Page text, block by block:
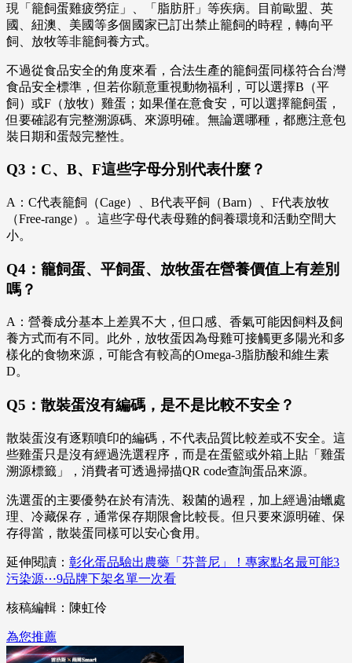
現「籠飼蛋雞疲勞症」、「脂肪肝」等疾病。目前歐盟、英
國、紐澳、美國等多個國家已訂出禁止籠飼的時程，轉向平
飼、放牧等非籠飼養方式。
不過從食品安全的角度來看，合法生產的籠飼蛋同樣符合台灣
食品安全標準，但若你願意重視動物福利，可以選擇B（平
飼）或F（放牧）雞蛋；如果僅在意食安，可以選擇籠飼蛋，
但要確認有完整溯源碼、來源明確。無論選哪種，都應注意包
裝日期和蛋殼完整性。
Q3：C、B、F這些字母分別代表什麼？
A：C代表籠飼（Cage）、B代表平飼（Barn）、F代表放牧
（Free-range）。這些字母代表母雞的飼養環境和活動空間大
小。
Q4：籠飼蛋、平飼蛋、放牧蛋在營養價值上有差別
嗎？
A：營養成分基本上差異不大，但口感、香氣可能因飼料及飼
養方式而有不同。此外，放牧蛋因為母雞可接觸更多陽光和多
樣化的食物來源，可能含有較高的Omega-3脂肪酸和維生素
D。
Q5：散裝蛋沒有編碼，是不是比較不安全？
散裝蛋沒有逐顆噴印的編碼，不代表品質比較差或不安全。這
些雞蛋只是沒有經過洗選程序，而是在蛋籃或外箱上貼「雞蛋
溯源標籤」，消費者可透過掃描QR code查詢蛋品來源。
洗選蛋的主要優勢在於有清洗、殺菌的過程，加上經過油蠟處
理、冷藏保存，通常保存期限會比較長。但只要來源明確、保
存得當，散裝蛋同樣可以安心食用。
延伸閱讀： 彰化蛋品驗出農藥「芬普尼」！專家點名最可能3
污染源⋯9品牌下架名單一次看
核稿編輯：陳虹伶
為您推薦